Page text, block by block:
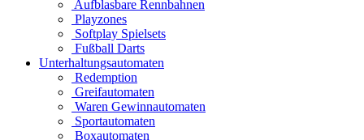
Aufblasbare Rennbahnen
Playzones
Softplay Spielsets
Fußball Darts
Unterhaltungsautomaten
Redemption
Greifautomaten
Waren Gewinnautomaten
Sportautomaten
Boxautomaten